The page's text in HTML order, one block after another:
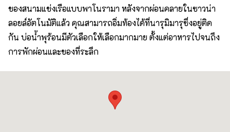
ของสนามแข่งเรือแบบพาโนรามา หลังจากผ่อนคลายในซาวน่า
ลอยล์อัตโนมัติแล้ว คุณสามารถอิ่มท้องได้ที่นารุมิมารุซึ่งอยู่ติด
กัน บ่อน้ำพุร้อนมีตัวเลือกให้เลือกมากมาย ตั้งแต่อาหารไปจนถึง
การพักผ่อนและของที่ระลึก